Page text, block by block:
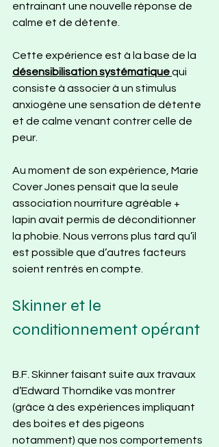
entrainant une nouvelle réponse de
calme et de détente.
Cette expérience est à la base de la
désensibilisation systématiquequi
consiste à associer à un stimulus
anxiogène une sensation de détente
et de calme venant contrer celle de
peur.
Au moment de son expérience, Marie
Cover Jones pensait que la seule
association nourriture agréable +
lapin avait permis de déconditionner
la phobie. Nous verrons plus tard qu’il
est possible que d’autres facteurs
soient rentrés en compte.
Skinner et le
conditionnement opérant
B.F. Skinner faisant suite aux travaux
d’Edward Thorndike vas montrer
(grâce à des expériences impliquant
des boites et des pigeons
notamment) que nos comportements